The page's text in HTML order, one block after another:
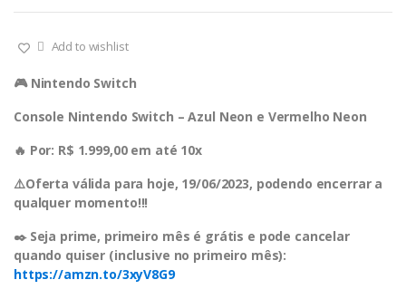
Add to wishlist
🎮 Nintendo Switch
Console Nintendo Switch – Azul Neon e Vermelho Neon
🔥 Por: R$ 1.999,00 em até 10x
⚠️Oferta válida para hoje, 19/06/2023, podendo encerrar a
qualquer momento!!!
✒️ Seja prime, primeiro mês é grátis e pode cancelar
quando quiser (inclusive no primeiro mês):
https://amzn.to/3xyV8G9